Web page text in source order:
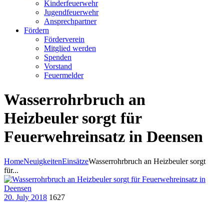
Kinderfeuerwehr
Jugendfeuerwehr
Ansprechpartner
Fördern
Förderverein
Mitglied werden
Spenden
Vorstand
Feuermelder
Wasserrohrbruch an
Heizbeuler sorgt für
Feuerwehreinsatz in Deensen
HomeNeuigkeitenEinsätzeWasserrohrbruch an Heizbeuler sorgt
für...
20. July 2018 1627